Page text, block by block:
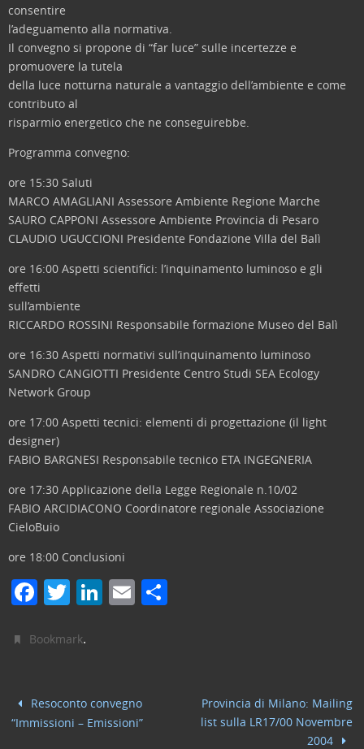
consentire
l’adeguamento alla normativa.
Il convegno si propone di “far luce” sulle incertezze e
promuovere la tutela
della luce notturna naturale a vantaggio dell’ambiente e come
contributo al
risparmio energetico che ne conseguirebbe.
Programma convegno:
ore 15:30 Saluti
MARCO AMAGLIANI Assessore Ambiente Regione Marche
SAURO CAPPONI Assessore Ambiente Provincia di Pesaro
CLAUDIO UGUCCIONI Presidente Fondazione Villa del Balì
ore 16:00 Aspetti scientifici: l’inquinamento luminoso e gli
effetti
sull’ambiente
RICCARDO ROSSINI Responsabile formazione Museo del Balì
ore 16:30 Aspetti normativi sull’inquinamento luminoso
SANDRO CANGIOTTI Presidente Centro Studi SEA Ecology
Network Group
ore 17:00 Aspetti tecnici: elementi di progettazione (il light
designer)
FABIO BARGNESI Responsabile tecnico ETA INGEGNERIA
ore 17:30 Applicazione della Legge Regionale n.10/02
FABIO ARCIDIACONO Coordinatore regionale Associazione
CieloBuio
ore 18:00 Conclusioni
F
c
b
o
T
itt
Li
dI
n
E
Bookmark.
Resoconto convegno
“Immissioni – Emissioni”
Provincia di Milano: Mailing
list sulla LR17/00 Novembre
2004